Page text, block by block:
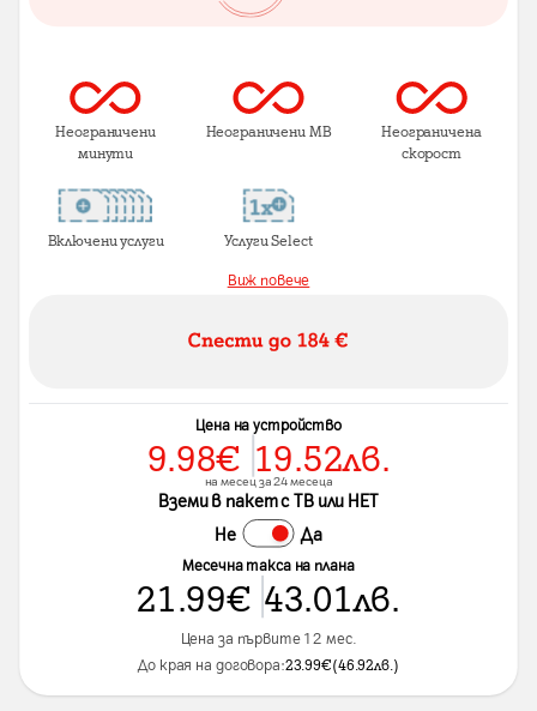
Неограничени
минути
Неограничени MB Неограничена
скорост
Включени услуги Услуги Select
Виж повече
Цена на устройство
9.98€ 19.52лв.
на месец за 24 месеца
Вземи в пакет с ТВ или НЕТ
Не Да
Месечна такса на плана
21.99€ 43.01лв.
Цена за първите 12 мес.
До края на договора:23.99€(46.92лв.)